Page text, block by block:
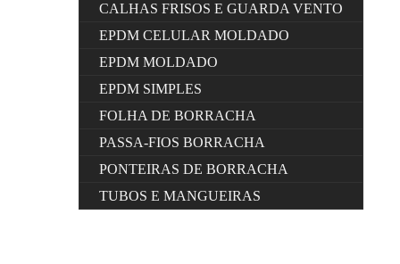
CALHAS FRISOS E GUARDA VENTO
EPDM CELULAR MOLDADO
EPDM MOLDADO
EPDM SIMPLES
FOLHA DE BORRACHA
PASSA-FIOS BORRACHA
PONTEIRAS DE BORRACHA
TUBOS E MANGUEIRAS